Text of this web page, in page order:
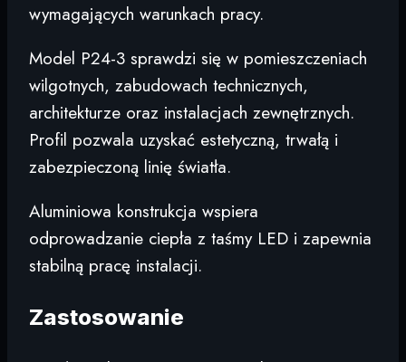
wymagających warunkach pracy.
Model P24-3 sprawdzi się w pomieszczeniach
wilgotnych, zabudowach technicznych,
architekturze oraz instalacjach zewnętrznych.
Profil pozwala uzyskać estetyczną, trwałą i
zabezpieczoną linię światła.
Aluminiowa konstrukcja wspiera
odprowadzanie ciepła z taśmy LED i zapewnia
stabilną pracę instalacji.
Zastosowanie